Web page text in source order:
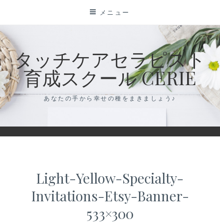
テ
ン
ツ
に
ス
キ
ッ
プ
メニュー
タッチケアセラピスト
育成スクール CERIE
あなたの手から幸せの種をまきましょう♪
Light-Yellow-Specialty-
Invitations-Etsy-Banner-
533×300